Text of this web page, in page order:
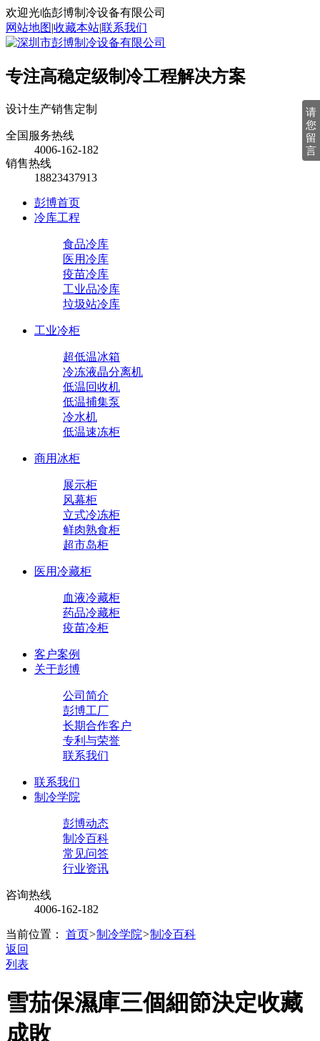
欢迎光临彭博制冷设备有限公司
网站地图|收藏本站|联系我们
专注高稳定级制冷工程解决方案
设计生产销售定制
全国服务热线
4006-162-182
销售热线
18823437913
彭博首页
冷库工程
食品冷库
医用冷库
疫苗冷库
工业品冷库
垃圾站冷库
工业冷柜
超低温冰箱
冷冻液晶分离机
低温回收机
低温捕集泵
冷水机
低温速冻柜
商用冰柜
展示柜
风幕柜
立式冷冻柜
鲜肉熟食柜
超市岛柜
医用冷藏柜
血液冷藏柜
药品冷藏柜
疫苗冷柜
客户案例
关于彭博
公司简介
彭博工厂
长期合作客户
专利与荣誉
联系我们
联系我们
制冷学院
彭博动态
制冷百科
常见问答
行业资讯
咨询热线
4006-162-182
当前位置： 首页>制冷学院>制冷百科
返回
列表
雪茄保濕庫三個細節決定收藏
成敗
请
您
留
言